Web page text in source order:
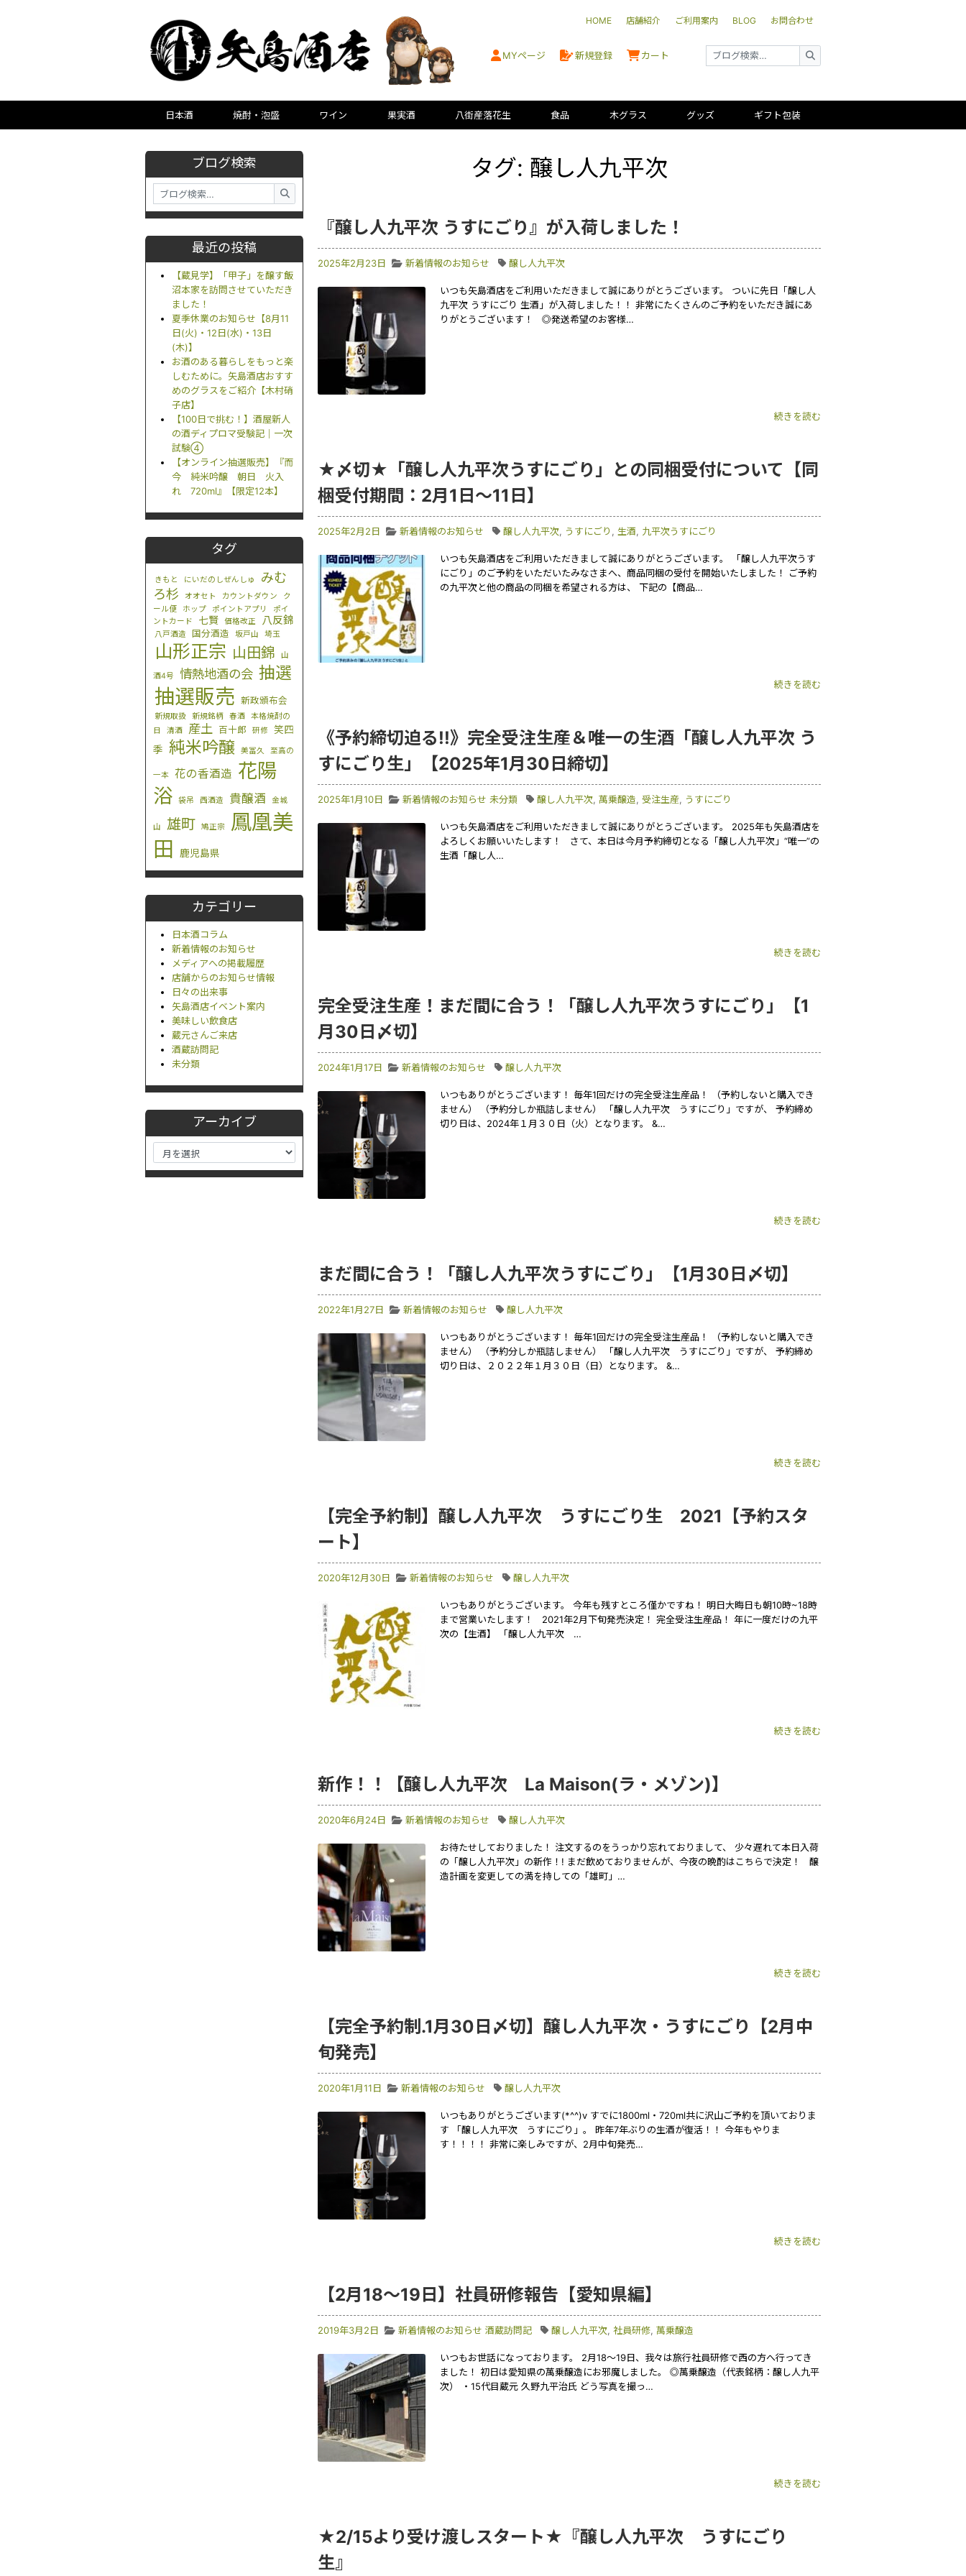
HOME 店舗紹介 ご利用案内 BLOG お問合わせ
MYページ 新規登録 カート
日本酒 焼酎・泡盛 ワイン 果実酒 八街産落花生 食品 木グラス グッズ ギフト包装
ブログ検索
最近の投稿
【蔵見学】「甲子」を醸す飯
沼本家を訪問させていただき
ました！
夏季休業のお知らせ【8月11
日(火)・12日(水)・13日
(木)】
お酒のある暮らしをもっと楽
しむために。矢島酒店おすす
めのグラスをご紹介【木村硝
子店】
【100日で挑む！】酒屋新人
の酒ディプロマ受験記｜一次
試験④
【オンライン抽選販売】『而
今 純米吟醸 朝日 火入
れ 720ml』【限定12本】
タグ
きもと にいだのしぜんしゅ
みむ
ろ杉
オオセト カウントダウン
ク
ール便
ホップ ポイントアプリ
ポイ
ントカード
七賢 価格改正 八反錦
八戸酒造 国分酒造 坂戸山 埼玉
山形正宗 山田錦 山
酒4号 情熱地酒の会 抽選
抽選販売 新政頒布会
新規取扱 新規銘柄 春酒
本格焼酎の
日
清酒 産土 百十郎 研修
笑四
季 純米吟醸 美冨久 至高の
一本 花の香酒造 花陽
浴
袋吊 西酒造 貴醸酒 金城
山 雄町 鳩正宗
鳳凰美
田
鹿児島県
カテゴリー
日本酒コラム
新着情報のお知らせ
メディアへの掲載履歴
店舗からのお知らせ情報
日々の出来事
矢島酒店イベント案内
美味しい飲食店
蔵元さんご来店
酒蔵訪問記
未分類
アーカイブ
タグ: 醸し人九平次
『醸し人九平次 うすにごり』が入荷しました！
2025年2月23日 新着情報のお知らせ 醸し人九平次
いつも矢島酒店をご利用いただきまして誠にありがとうございます。 ついに先日「醸し人
九平次 うすにごり 生酒」が入荷しました！！ 非常にたくさんのご予約をいただき誠にあ
りがとうございます！ ◎発送希望のお客様…
続きを読む
★〆切★「醸し人九平次うすにごり」との同梱受付について【同
梱受付期間：2月1日〜11日】
2025年2月2日 新着情報のお知らせ 醸し人九平次, うすにごり , 生酒, 九平次うすにごり
いつも矢島酒店をご利用いただきまして誠にありがとうございます。 「醸し人九平次うす
にごり」のご予約をいただいたみなさまへ、商品同梱の受付を開始いたしました！ ご予約
の九平次と他の商品の同梱を希望される方は、 下記の【商品…
続きを読む
《予約締切迫る!!》完全受注生産＆唯一の生酒「醸し人九平次 う
すにごり生」【2025年1月30日締切】
2025年1月10日 新着情報のお知らせ 未分類 醸し人九平次, 萬乗醸造, 受注生産, うすにごり
いつも矢島酒店をご利用いただきまして誠にありがとうございます。 2025年も矢島酒店を
よろしくお願いいたします！ さて、本日は今月予約締切となる「醸し人九平次」“唯一”の
生酒「醸し人…
続きを読む
完全受注生産！まだ間に合う！「醸し人九平次うすにごり」【1
月30日〆切】
2024年1月17日 新着情報のお知らせ 醸し人九平次
いつもありがとうございます！ 毎年1回だけの完全受注生産品！ （予約しないと購入でき
ません） （予約分しか瓶詰しません） 「醸し人九平次 うすにごり」ですが、 予約締め
切り日は、2024年１月３０日（火）となります。 &…
続きを読む
まだ間に合う！「醸し人九平次うすにごり」【1月30日〆切】
2022年1月27日 新着情報のお知らせ 醸し人九平次
いつもありがとうございます！ 毎年1回だけの完全受注生産品！ （予約しないと購入でき
ません） （予約分しか瓶詰しません） 「醸し人九平次 うすにごり」ですが、 予約締め
切り日は、２０２２年１月３０日（日）となります。 &…
続きを読む
【完全予約制】醸し人九平次 うすにごり生 2021【予約スタ
ート】
2020年12月30日 新着情報のお知らせ 醸し人九平次
いつもありがとうございます。 今年も残すところ僅かですね！ 明日大晦日も朝10時~18時
まで営業いたします！ 2021年2月下旬発売決定！ 完全受注生産品！ 年に一度だけの九平
次の【生酒】 「醸し人九平次 …
続きを読む
新作！！【醸し人九平次 La Maison(ラ・メゾン)】
2020年6月24日 新着情報のお知らせ 醸し人九平次
お待たせしておりました！ 注文するのをうっかり忘れておりまして、 少々遅れて本日入荷
の「醸し人九平次」の新作！! まだ飲めておりませんが、今夜の晩酌はこちらで決定！ 醸
造計画を変更しての満を持しての「雄町」…
続きを読む
【完全予約制.1月30日〆切】醸し人九平次・うすにごり【2月中
旬発売】
2020年1月11日 新着情報のお知らせ 醸し人九平次
いつもありがとうございます(*^^)v すでに1800ml・720ml共に沢山ご予約を頂いておりま
す 「醸し人九平次 うすにごり」。 昨年7年ぶりの生酒が復活！！ 今年もやりま
す！！！！ 非常に楽しみですが、2月中旬発売…
続きを読む
【2月18～19日】社員研修報告【愛知県編】
2019年3月2日 新着情報のお知らせ 酒蔵訪問記 醸し人九平次, 社員研修, 萬乗醸造
いつもお世話になっております。 2月18～19日、我々は旅行社員研修で西の方へ行ってき
ました！ 初日は愛知県の萬乗醸造にお邪魔しました。 ◎萬乗醸造（代表銘柄：醸し人九平
次） ・15代目蔵元 久野九平治氏 どう写真を撮っ…
続きを読む
★2/15より受け渡しスタート★『醸し人九平次 うすにごり
生』